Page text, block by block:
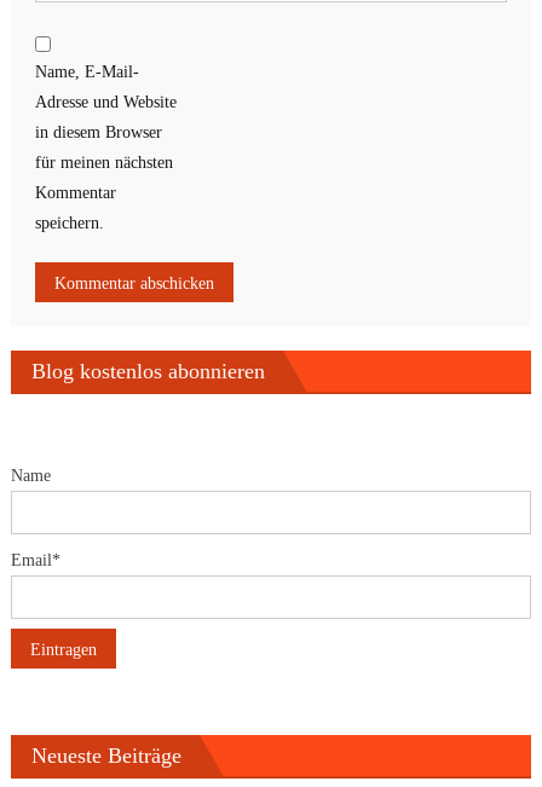
Name, E-Mail-
Adresse und Website
in diesem Browser
für meinen nächsten
Kommentar
speichern.
Blog kostenlos abonnieren
Name
Email*
Neueste Beiträge